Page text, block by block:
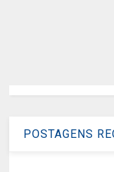
POSTAGENS